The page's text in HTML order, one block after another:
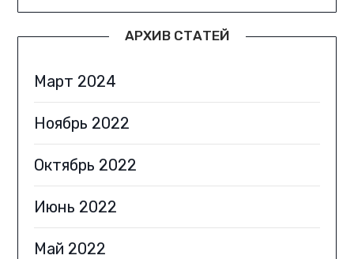
АРХИВ СТАТЕЙ
Март 2024
Ноябрь 2022
Октябрь 2022
Июнь 2022
Май 2022